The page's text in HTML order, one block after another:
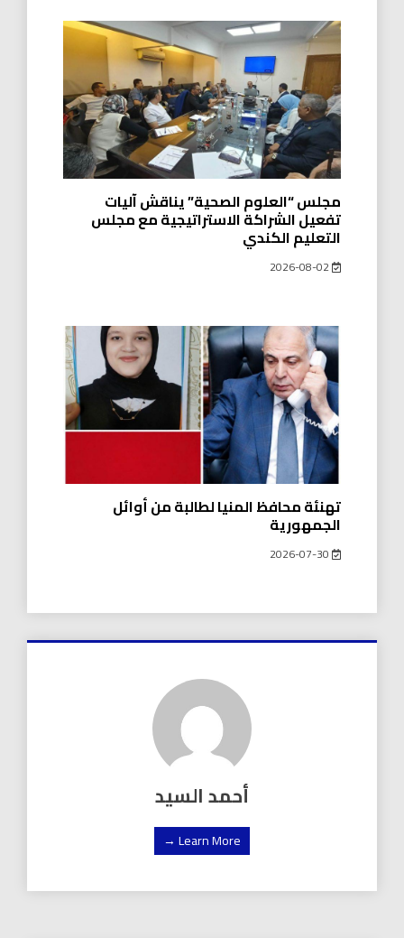
مجلس “العلوم الصحية” يناقش آليات
تفعيل الشراكة الاستراتيجية مع مجلس
التعليم الكندي
2026-08-02
تهنئة محافظ المنيا لطالبة من أوائل
الجمهورية
أحمد السيد
Learn More →